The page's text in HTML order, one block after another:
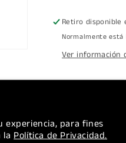
experiencia, para fines
laPolítica de Privacidad.
Retiro
Normalmente
Ver información
105H:
en